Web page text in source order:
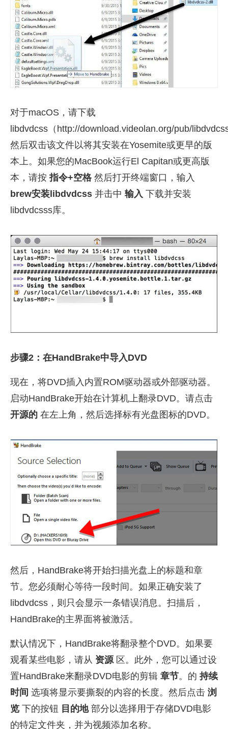
对于macOS，请下载
libdvdcss（http://download.videolan.org/pub/
然后双击该文件以将其安装在Yosemite或更早的版
本上。如果您的MacBook运行El Capitan或更高版
本，请按指令+空格然后打开终端窗口，输入
brew安装libdvdcss 并击中 输入 下载并安装
libdvdcsss库。
步骤2：在HandBrake中导入DVD
现在，将DVD插入内置ROM驱动器或外部驱动器。
启动HandBrake开始在计算机上翻录DVD。请点击
开源的 在左上角，然后选择标有光盘图标的DVD。
然后，HandBrake将开始扫描光盘上的标题和章
节。您必须耐心等待一段时间。如果正确安装了
libdvdcss，则只会显示一条错误消息。扫描后，
HandBrake的主界面将被激活。
默认情况下，HandBrake将翻录整个DVD。如果要
观看某些电影，请从 资源区。此外，您可以通过设
置HandBrake来翻录DVD电影的剪辑 章节。的 持续
时间 选项将显示要撕裂的内容的长度。然后点击 浏
览 下的按钮 目的地部分以选择用于存储DVD电影
的特定文件夹，并为视频添加名称。